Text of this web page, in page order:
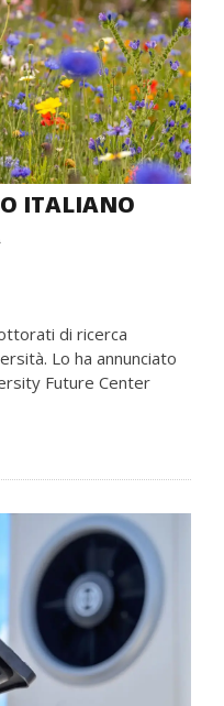
ITALIANO
di ricerca
Lo ha annunciato
Future Center